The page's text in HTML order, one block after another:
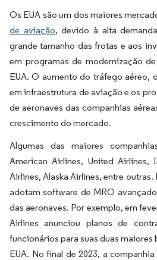
Os EUA são um dos maiores
de aviação, devido à alta
grande tamanho das frotas e aos
em programas de modernização
EUA. O aumento do tráfego aéreo,
em infraestrutura de aviação e os
de aeronaves das companhias
crescimento do mercado.
Algumas das maiores
American Airlines, United Airlines,
Airlines, Alaska Airlines, entre outras.
adotam software de MRO
das aeronaves. Por exemplo, em
Airlines anunciou planos de
funcionários para suas duas maiores
EUA. No final de 2023, a